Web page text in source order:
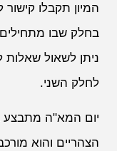
המיון תקבלו קישור
בחלק שבו
ניתן לשאול שאלות
לחלק השני.
יום המא"ה מתבצע
הצהריים והוא